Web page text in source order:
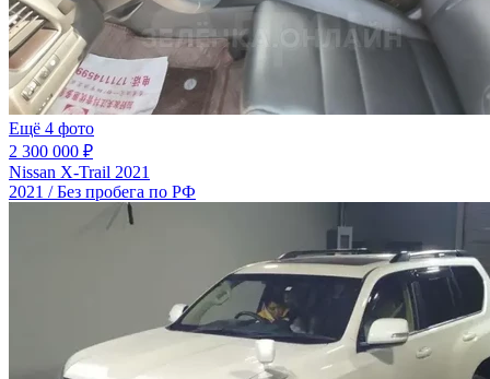
Ещё 4 фото
2 300 000 ₽
Nissan X-Trail 2021
2021 / Без пробега по РФ